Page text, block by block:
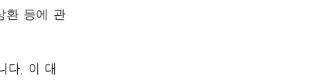
환 등에 관
다. 이 대